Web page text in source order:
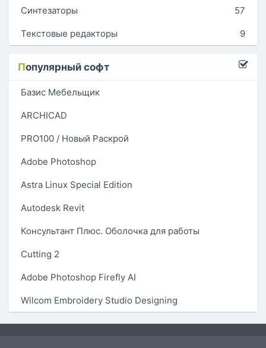
Синтезаторы 57
Текстовые редакторы 9
Популярный софт
Базис Мебельщик
ARCHICAD
PRO100 / Новый Раскрой
Adobe Photoshop
Astra Linux Special Edition
Autodesk Revit
Консультант Плюс. Оболочка для работы
Cutting 2
Adobe Photoshop Firefly AI
Wilcom Embroidery Studio Designing